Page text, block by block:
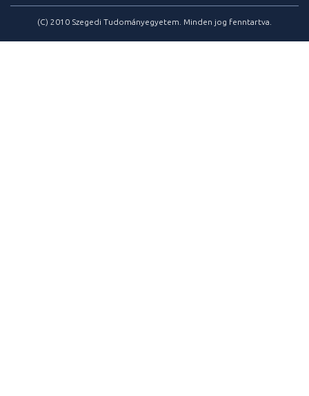
(C) 2010 Szegedi Tudományegyetem. Minden jog fenntartva.